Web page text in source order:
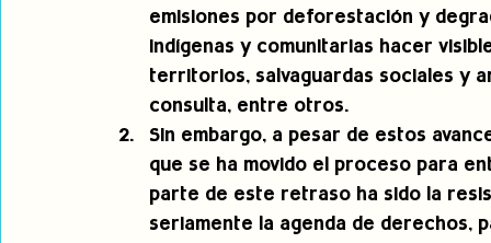
emisiones por deforestación y
indígenas y comunitarias hacer
territorios, salvaguardas sociales y
consulta, entre otros.
Sin embargo, a pesar de estos
que se ha movido el proceso para
parte de este retraso ha sido la
seriamente la agenda de derechos,